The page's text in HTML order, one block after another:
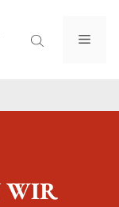
WIR